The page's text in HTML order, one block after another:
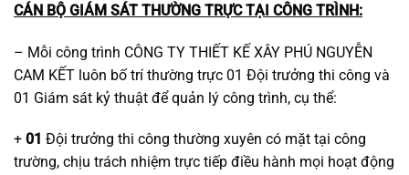
CÁN BỘ GIÁM SÁT THƯỜNG TRỰC TẠI CÔNG TRÌNH:
– Mỗi công trình CÔNG TY THIẾT KẾ XÂY PHÚ NGUYỄN
CAM KẾT luôn bố trí thường trực 01 Đội trưởng thi công và
01 Giám sát kỷ thuật để quản lý công trình, cụ thể:
+ 01 Đội trưởng thi công thường xuyên có mặt tại công
trường, chịu trách nhiệm trực tiếp điều hành mọi hoạt động